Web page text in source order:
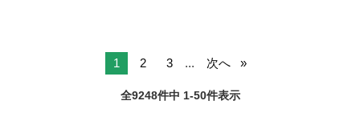
1 2 3 ... 次へ
全9248件中 1-50件表示